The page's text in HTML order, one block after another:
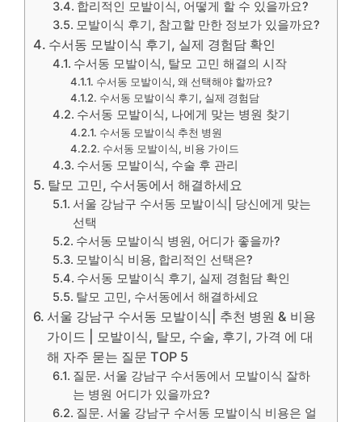
합리적인 모발이식, 어떻게 할 수 있을까요?
모발이식 후기, 참고할 만한 정보가 있을까요?
수서동 모발이식 후기, 실제 경험담 확인
수서동 모발이식, 탈모 고민 해결의 시작
수서동 모발이식, 왜 선택해야 할까요?
수서동 모발이식 후기, 실제 경험담
수서동 모발이식, 나에게 맞는 병원 찾기
수서동 모발이식 추천 병원
수서동 모발이식, 비용 가이드
수서동 모발이식, 수술 후 관리
탈모 고민, 수서동에서 해결하세요
서울 강남구 수서동 모발이식| 당신에게 맞는
선택
수서동 모발이식 병원, 어디가 좋을까?
모발이식 비용, 합리적인 선택은?
수서동 모발이식 후기, 실제 경험담 확인
탈모 고민, 수서동에서 해결하세요
서울 강남구 수서동 모발이식| 추천 병원 & 비용
가이드 | 모발이식, 탈모, 수술, 후기, 가격 에 대
해 자주 묻는 질문 TOP 5
질문. 서울 강남구 수서동에서 모발이식 잘하
는 병원 어디가 있을까요?
질문. 서울 강남구 수서동 모발이식 비용은 얼